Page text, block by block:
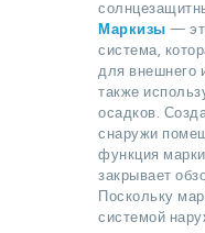
Маркизы —
система,
для внешнего
также
осадков.
снаружи
функция
закрывает
Поскольку
системой